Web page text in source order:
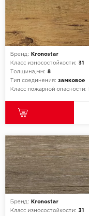
Бренд:
Kronostar
Класс износостойкости: 31
Толщина,мм: 8
Тип соединения: замковое
Класс пожарной опасности:
Бренд:
Kronostar
Класс износостойкости: 31